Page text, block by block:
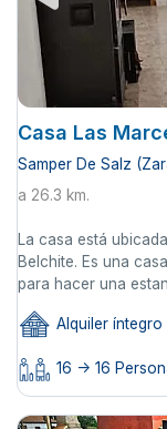
Casa Las
Samper De Salz
a 26.3 km.
La casa está
Belchite. Es una
para hacer una
Alquiler íntegro
16 -> 16